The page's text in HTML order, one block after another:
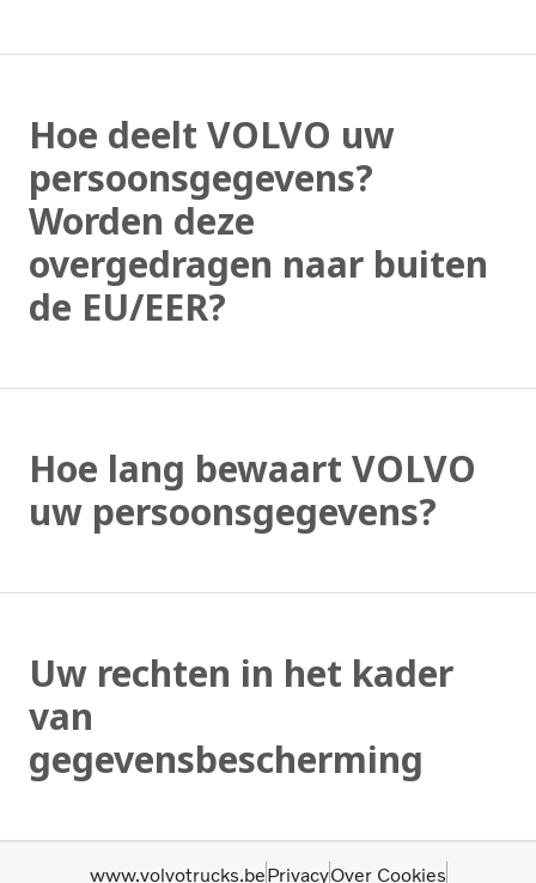
Hoe deelt VOLVO uw
persoonsgegevens?
Worden deze
overgedragen naar buiten
de EU/EER?
Hoe lang bewaart VOLVO
uw persoonsgegevens?
Uw rechten in het kader
van
gegevensbescherming
www.volvotrucks.bePrivacyOver Cookies